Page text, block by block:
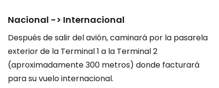
Nacional -> Internacional
Después de salir del avión, caminará por la pasarela
exterior de la Terminal 1 a la Terminal 2
(aproximadamente 300 metros) donde facturará
para su vuelo internacional.